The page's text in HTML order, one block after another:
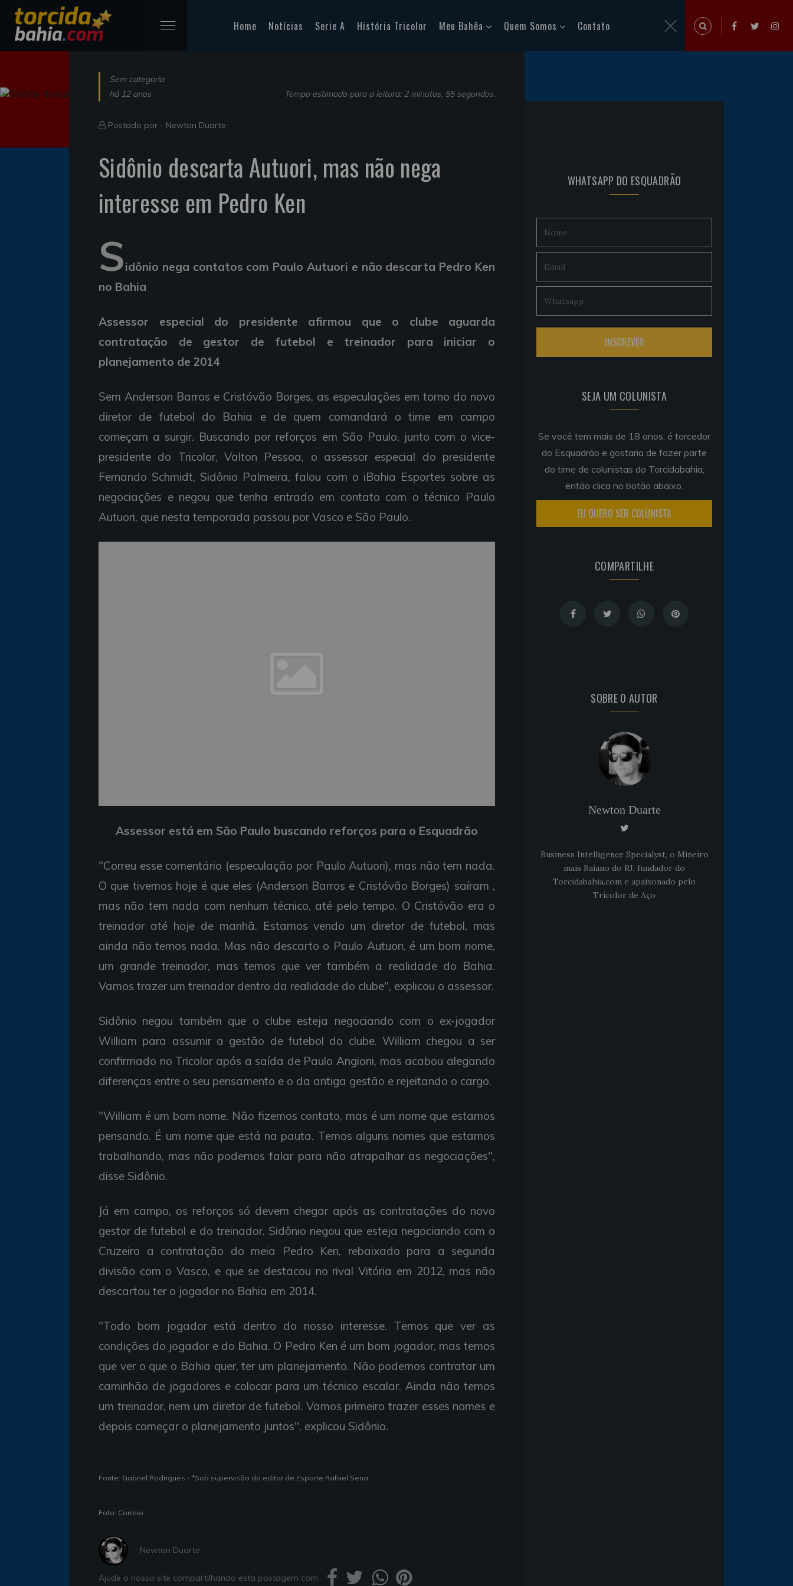
Home Notícias Serie A História Tricolor Meu Bahêa Quem Somos Contato
Sem categoria
há 12 anos
Tempo estimado para a leitura: 2 minutos, 55 segundos.
Postado por - Newton Duarte
Sidônio descarta Autuori, mas não nega
interesse em Pedro Ken
Sidônio nega contatos com Paulo Autuori e não descarta Pedro Ken
no Bahia
Assessor especial do presidente afirmou que o clube aguarda
contratação de gestor de futebol e treinador para iniciar o
planejamento de 2014
Sem Anderson Barros e Cristóvão Borges, as especulações em torno do novo
diretor de futebol do Bahia e de quem comandará o time em campo
começam a surgir. Buscando por reforços em São Paulo, junto com o vice-
presidente do Tricolor, Valton Pessoa, o assessor especial do presidente
Fernando Schmidt, Sidônio Palmeira, falou com o iBahia Esportes sobre as
negociações e negou que tenha entrado em contato com o técnico Paulo
Autuori, que nesta temporada passou por Vasco e São Paulo.
Assessor está em São Paulo buscando reforços para o Esquadrão
"Correu esse comentário (especulação por Paulo Autuori), mas não tem nada.
O que tivemos hoje é que eles (Anderson Barros e Cristóvão Borges) saíram ,
mas não tem nada com nenhum técnico, até pelo tempo. O Cristóvão era o
treinador até hoje de manhã. Estamos vendo um diretor de futebol, mas
ainda não temos nada. Mas não descarto o Paulo Autuori, é um bom nome,
um grande treinador, mas temos que ver também a realidade do Bahia.
Vamos trazer um treinador dentro da realidade do clube", explicou o assessor.
Sidônio negou também que o clube esteja negociando com o ex-jogador
William para assumir a gestão de futebol do clube. William chegou a ser
confirmado no Tricolor após a saída de Paulo Angioni, mas acabou alegando
diferenças entre o seu pensamento e o da antiga gestão e rejeitando o cargo.
"William é um bom nome. Não fizemos contato, mas é um nome que estamos
pensando. É um nome que está na pauta. Temos alguns nomes que estamos
trabalhando, mas não podemos falar para não atrapalhar as negociações",
disse Sidônio.
Já em campo, os reforços só devem chegar após as contratações do novo
gestor de futebol e do treinador. Sidônio negou que esteja negociando com o
Cruzeiro a contratação do meia Pedro Ken, rebaixado para a segunda
divisão com o Vasco, e que se destacou no rival Vitória em 2012, mas não
descartou ter o jogador no Bahia em 2014.
"Todo bom jogador está dentro do nosso interesse. Temos que ver as
condições do jogador e do Bahia. O Pedro Ken é um bom jogador, mas temos
que ver o que o Bahia quer, ter um planejamento. Não podemos contratar um
caminhão de jogadores e colocar para um técnico escalar. Ainda não temos
um treinador, nem um diretor de futebol. Vamos primeiro trazer esses nomes e
depois começar o planejamento juntos", explicou Sidônio.
Fonte: Gabriel Rodrigues - *Sob supervisão do editor de Esporte Rafael Sena
Foto: Correio
- Newton Duarte
Ajude o nosso site compartilhando esta postagem com
WHATSAPP DO ESQUADRÃO
SEJA UM COLUNISTA
Se você tem mais de 18 anos, é torcedor
do Esquadrão e gostaria de fazer parte
do time de colunistas do Torcidabahia,
então clica no botão abaixo.
EU QUERO SER COLUNISTA
COMPARTILHE
SOBRE O AUTOR
Newton Duarte
Business Intelligence Specialyst, o Mineiro
mais Baiano do RJ, fundador do
Torcidabahia.com e apaixonado pelo
Tricolor de Aço